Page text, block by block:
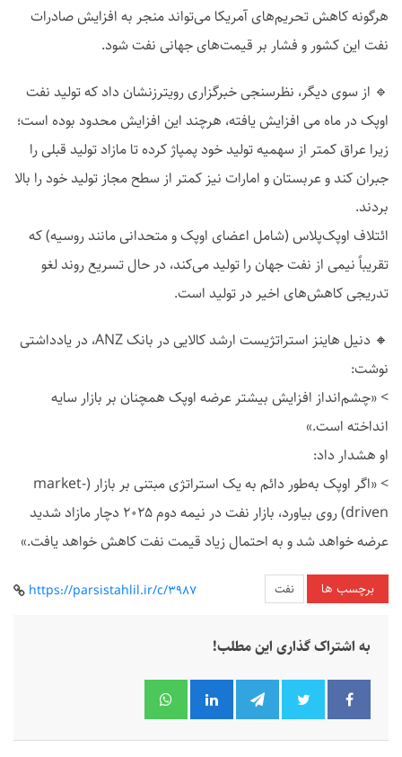
هرگونه کاهش تحریم‌های آمریکا می‌تواند منجر به افزایش صادرات
نفت این کشور و فشار بر قیمت‌های جهانی نفت شود.
🔹 از سوی دیگر، نظرسنجی خبرگزاری رویترزنشان داد که تولید نفت
اوپک در ماه می افزایش یافته، هرچند این افزایش محدود بوده است؛
زیرا عراق کمتر از سهمیه تولید خود پمپاژ کرده تا مازاد تولید قبلی را
جبران کند و عربستان و امارات نیز کمتر از سطح مجاز تولید خود را بالا
بردند.
ائتلاف اوپک‌پلاس (شامل اعضای اوپک و متحدانی مانند روسیه) که
تقریباً نیمی از نفت جهان را تولید می‌کند، در حال تسریع روند لغو
تدریجی کاهش‌های اخیر در تولید است.
🔸 دنیل هاینز استراتژیست ارشد کالایی در بانک ANZ، در یادداشتی
نوشت:
> «چشم‌انداز افزایش بیشتر عرضه اوپک همچنان بر بازار سایه
انداخته است.»
او هشدار داد:
> «اگر اوپک به‌طور دائم به یک استراتژی مبتنی بر بازار (market-
driven) روی بیاورد، بازار نفت در نیمه دوم ۲۰۲۵ دچار مازاد شدید
عرضه خواهد شد و به احتمال زیاد قیمت نفت کاهش خواهد یافت.»
برچسب ها نفت https://parsistahlil.ir/c/3987
به اشتراک گذاری این مطلب!